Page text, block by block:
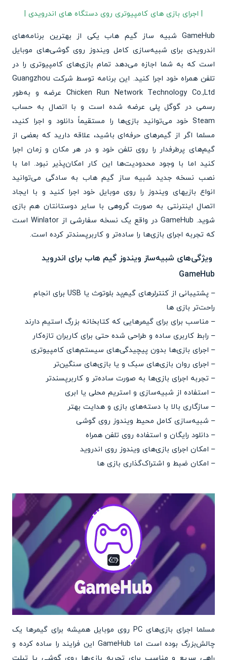
| اجرای بازی های کامپیوتری روی دستگاه های اندرویدی |
GameHub شبیه ساز گیم هاب یکی از بهترین برنامه‌های
اندرویدی برای شبیه‌سازی کامل ویندوز روی گوشی‌های موبایل
است که به شما اجازه می‌دهد تمام بازی‌های کامپیوتری را در
تلفن همراه خود اجرا کنید. این برنامه توسط شرکت Guangzhou
Chicken Run Network Technology Co.,Ltd عرضه و به‌طور
رسمی در گوگل پلی عرضه شده است و با اتصال به حساب
Steam خود می‌توانید بازی‌ها را مستقیماً دانلود و اجرا کنید،
مسلما اگر از گیمرهای حرفه‌ای باشید، علاقه دارید که بعضی از
گیم‌های پرطرفدار را روی تلفن خود و در هر مکان و زمان اجرا
کنید اما با وجود محدودیت‌ها این کار امکان‌پذیر نبود. اما با
نصب نسخه جدید شبیه ساز گیم هاب به سادگی می‌توانید
انواع بازیهای ویندوز را روی موبایل خود اجرا کنید و با ایجاد
اتصال اینترنتی به صورت گروهی با سایر دوستانتان هم بازی
شوید. GameHub در واقع یک نسخه سفارشی از Winlator است
که تجربه اجرای بازی‌ها را ساده‌تر و کاربرپسندتر کرده است.
ویژگی‌های شبیه‌ساز ویندوز گیم هاب برای اندروید
GameHub
– پشتیبانی از کنترلرهای گیم‌پد بلوتوث یا USB برای انجام
راحت‌تر بازی ها
– مناسب برای برای گیمرهایی که کتابخانه بزرگ استیم دارند
– رابط کاربری ساده و طراحی شده حتی برای کاربران تازه‌کار
– اجرای بازی‌ها بدون پیچیدگی‌های سیستم‌های کامپیوتری
– اجرای روان بازی‌های سبک و یا بازی‌های سنگین‌تر
– تجربه اجرای بازی‌ها به صورت ساده‌تر و کاربرپسندتر
– استفاده از شبیه‌سازی و استریم محلی یا ابری
– سازگاری بالا با دسته‌های بازی و هدایت بهتر
– شبیه‌سازی کامل محیط ویندوز روی گوشی
– دانلود رایگان و استفاده روی تلفن همراه
– امکان اجرای بازی‌های ویندوز روی اندروید
– امکان ضبط و اشتراک‌گذاری بازی ها
مسلما اجرای بازی‌های PC روی موبایل همیشه برای گیمرها یک
چالش‌بزرگ بوده است اما GameHub این فرایند را ساده کرده و